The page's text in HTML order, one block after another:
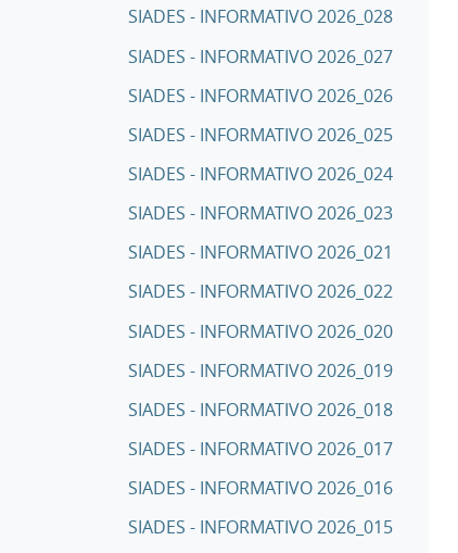
SIADES - INFORMATIVO 2026_028
SIADES - INFORMATIVO 2026_027
SIADES - INFORMATIVO 2026_026
SIADES - INFORMATIVO 2026_025
SIADES - INFORMATIVO 2026_024
SIADES - INFORMATIVO 2026_023
SIADES - INFORMATIVO 2026_021
SIADES - INFORMATIVO 2026_022
SIADES - INFORMATIVO 2026_020
SIADES - INFORMATIVO 2026_019
SIADES - INFORMATIVO 2026_018
SIADES - INFORMATIVO 2026_017
SIADES - INFORMATIVO 2026_016
SIADES - INFORMATIVO 2026_015